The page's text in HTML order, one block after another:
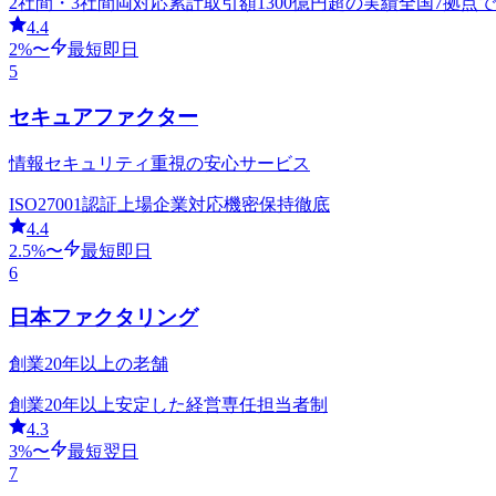
4.4
2%〜
最短即日
5
セキュアファクター
情報セキュリティ重視の安心サービス
ISO27001認証 上場企業対応機密保持徹底
4.4
2.5%〜
最短即日
6
日本ファクタリング
創業20年以上の老舗
創業20年以上安定した経営専任担当者制
4.3
3%〜
最短翌日
7